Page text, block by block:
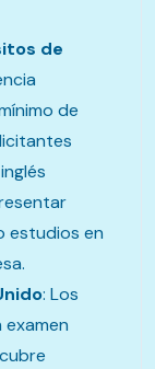
de
de
estudios en
: Los